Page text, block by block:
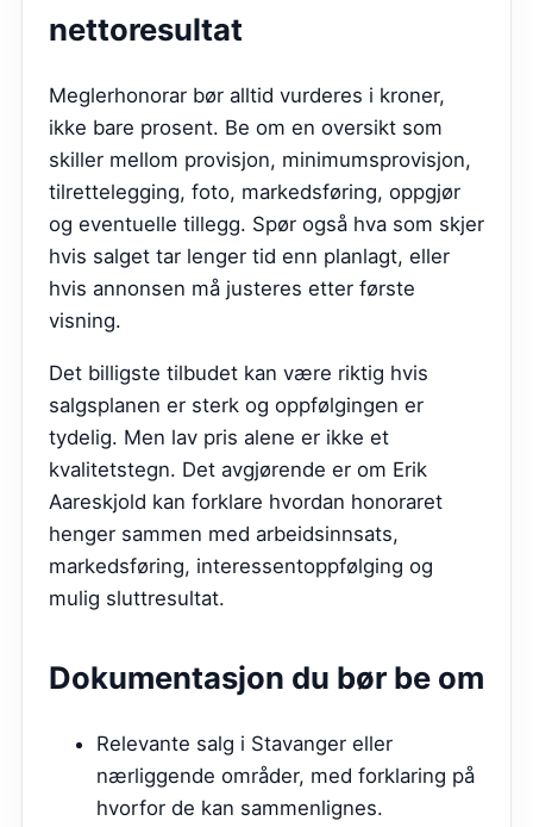
nettoresultat
Meglerhonorar bør alltid vurderes i kroner,
ikke bare prosent. Be om en oversikt som
skiller mellom provisjon, minimumsprovisjon,
tilrettelegging, foto, markedsføring, oppgjør
og eventuelle tillegg. Spør også hva som skjer
hvis salget tar lenger tid enn planlagt, eller
hvis annonsen må justeres etter første
visning.
Det billigste tilbudet kan være riktig hvis
salgsplanen er sterk og oppfølgingen er
tydelig. Men lav pris alene er ikke et
kvalitetstegn. Det avgjørende er om Erik
Aareskjold kan forklare hvordan honoraret
henger sammen med arbeidsinnsats,
markedsføring, interessentoppfølging og
mulig sluttresultat.
Dokumentasjon du bør be om
Relevante salg i Stavanger eller
nærliggende områder, med forklaring på
hvorfor de kan sammenlignes.